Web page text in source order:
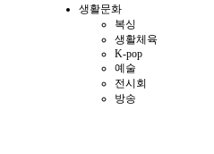
생활문화
복싱
생활체육
K-pop
예술
전시회
방송